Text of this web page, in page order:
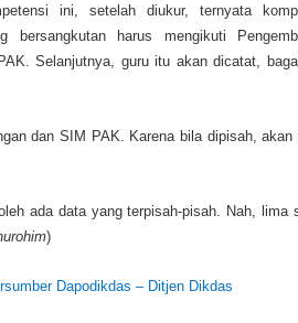
ini, setelah diukur, ternyata
harus mengikuti
Selanjutnya, guru itu akan dicatat,
dan SIM PAK. Karena bila dipisah, akan
ada data yang terpisah-pisah. Nah, lima
)
Dapodikdas – Ditjen Dikdas